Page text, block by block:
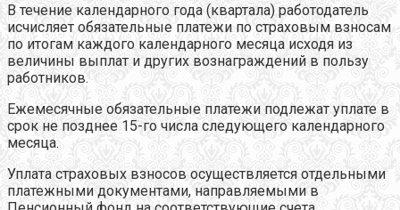
В течение календарного года (квартала) работодатель
исчисляет обязательные платежи по страховым взносам
по итогам каждого календарного месяца исходя из
величины выплат и других вознаграждений в пользу
работников.
Ежемесячные обязательные платежи подлежат уплате в
срок не позднее 15-го числа следующего календарного
месяца.
Уплата страховых взносов осуществляется отдельными
платежными документами, направляемыми в